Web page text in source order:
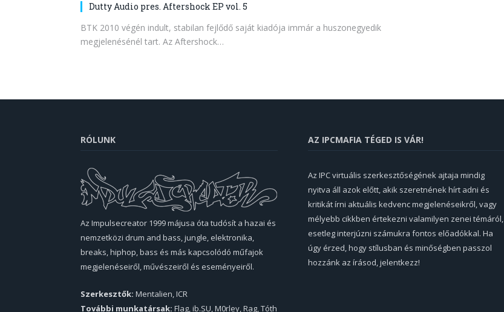
Dutty Audio pres. Aftershock EP vol. 5
BTK 2010 végén indult, stabilan fejlődő saját kiadója immár a huszonegyedik
megjelenésénél tart. Az Aftershock…
RÓLUNK
Az Impulsecreator 1999 májusa óta tudósít a hazai és
nemzetközi drum and bass, jungle, elektronika,
breaks, hiphop, bass és más kapcsolódó műfajok
megjelenéseiről, művészeiről és eseményeiről.
Szerkesztők: Mentalien, ICR
További munkatársak: Flag, ib.SU, M0rley, Rag, Tóth
AZ IPCMAFIA TÉGED IS VÁR!
Az IPC virtuális szerkesztőségének ajtaja mindig
nyitva áll azok előtt, akik szeretnének hírt adni és
kritikát írni aktuális kedvenc megjelenéseikről, vagy
mélyebb cikkben értekezni valamilyen zenei témáról,
esetleg interjúzni számukra fontos előadókkal. Ha
úgy érzed, hogy stílusban és minőségben passzol
hozzánk az írásod, jelentkezz!